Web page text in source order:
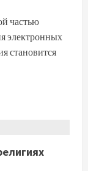
частью
электронных
становится